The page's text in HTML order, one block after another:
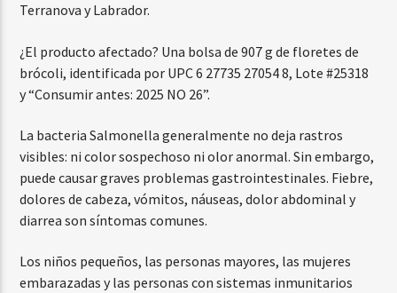
Terranova y Labrador.
¿El producto afectado? Una bolsa de 907 g de floretes de
brócoli, identificada por UPC 6 27735 27054 8, Lote #25318
y “Consumir antes: 2025 NO 26”.
La bacteria Salmonella generalmente no deja rastros
visibles: ni color sospechoso ni olor anormal. Sin embargo,
puede causar graves problemas gastrointestinales. Fiebre,
dolores de cabeza, vómitos, náuseas, dolor abdominal y
diarrea son síntomas comunes.
Los niños pequeños, las personas mayores, las mujeres
embarazadas y las personas con sistemas inmunitarios